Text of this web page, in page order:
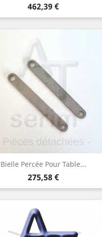
Preis
462,39 €
Bielle Percée Pour Table...
Preis
275,58 €